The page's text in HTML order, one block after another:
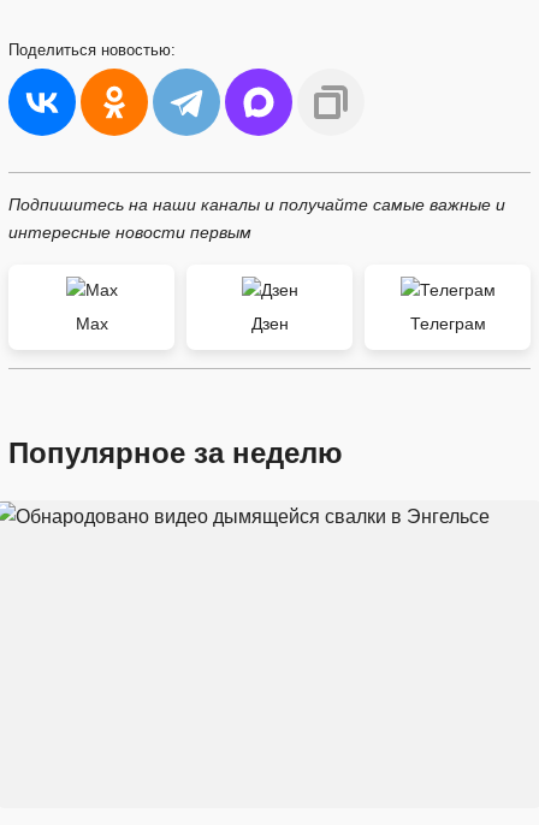
Поделиться новостью:
Подпишитесь на наши каналы и получайте самые важные и
интересные новости первым
Max Дзен Телеграм
Популярное за неделю